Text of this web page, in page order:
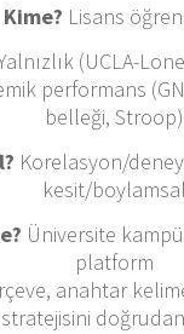
Kime? Lisans
(UCLA-
performans
belleği, Stroop)
Korelasyon/
kesit/boylamsal
Üniversite
platform
anahtar